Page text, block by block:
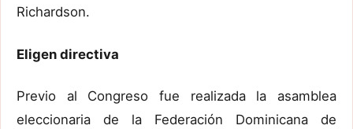
Richardson.
Eligen directiva
Previo al Congreso fue realizada la asamblea
eleccionaria de la Federación Dominicana de